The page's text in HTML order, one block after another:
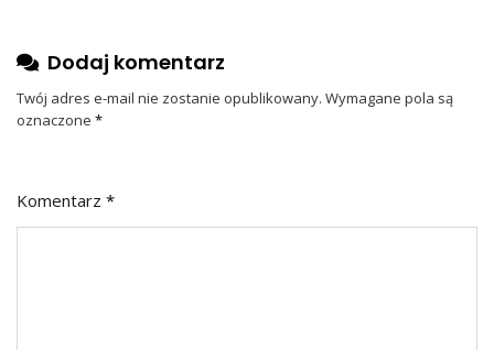
Dodaj komentarz
Twój adres e-mail nie zostanie opublikowany. Wymagane pola są
oznaczone *
Komentarz *